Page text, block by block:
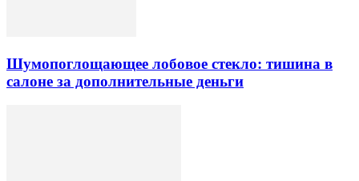
Шумопоглощающее лобовое стекло: тишина в
салоне за дополнительные деньги